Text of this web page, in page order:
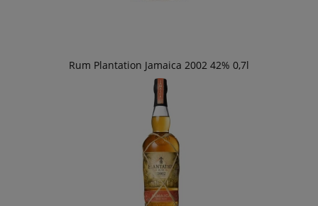
Rum Plantation Jamaica 2002 42% 0,7l